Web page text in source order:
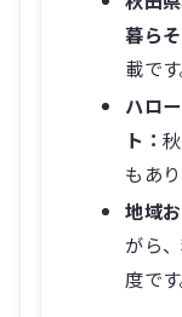
暮ら
載です
ハロ
ト：
もあり
地域
がら
度です